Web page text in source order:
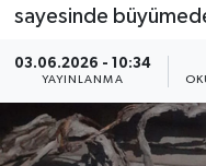
sayesinde
03.06.2026 - 10:34
YAYINLANMA
GENEL
Güncel
Haber Arşivi